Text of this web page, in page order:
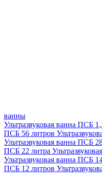
ванны
Ультразвуковая ванна ПСБ
ПСБ 56 литров
Ультразвуковая ванна ПСБ
ПСБ 22 литра
Ультразвуковая ванна ПСБ
ПСБ 12 литров